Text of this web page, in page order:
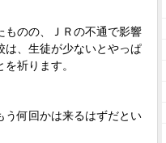
ものの、ＪＲの不通で影響
は、生徒が少ないとやっぱ
祈ります。
う何回かは来るはずだとい